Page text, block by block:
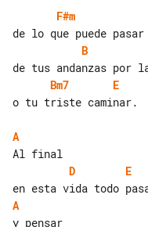
F#m
B
Bm7
E
o tu triste caminar.
A
D
E
A